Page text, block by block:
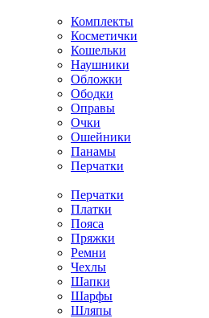
Комплекты
Косметички
Кошельки
Наушники
Обложки
Ободки
Оправы
Очки
Ошейники
Панамы
Перчатки
Перчатки
Платки
Пояса
Пряжки
Ремни
Чехлы
Шапки
Шарфы
Шляпы